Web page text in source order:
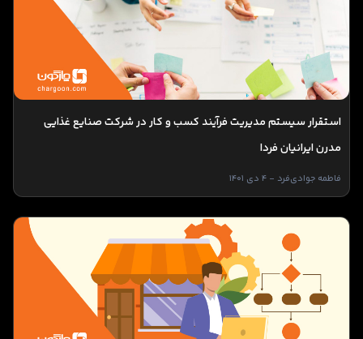
استقرار سیستم مدیریت فرآیند کسب و کار در شرکت صنایع غذایی
مدرن ایرانیان فردا
فاطمه جوادی‌فرد - 4 دی 1401